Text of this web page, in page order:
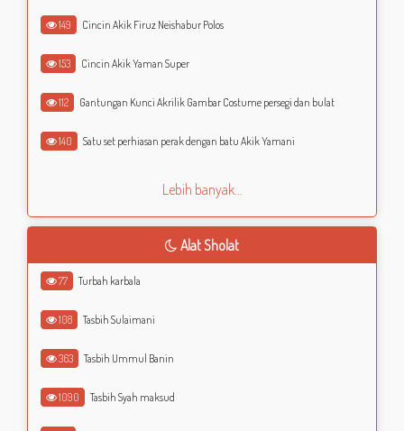
149 Cincin Akik Firuz Neishabur Polos
153 Cincin Akik Yaman Super
112 Gantungan Kunci Akrilik Gambar Costume persegi dan bulat
140 Satu set perhiasan perak dengan batu Akik Yamani
Lebih banyak...
Alat Sholat
77 Turbah karbala
108 Tasbih Sulaimani
363 Tasbih Ummul Banin
1090 Tasbih Syah maksud